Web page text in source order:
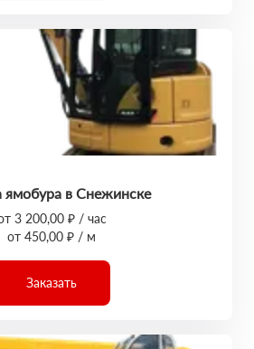
ямобура в Снежинске
3 200,00 ₽ / час
от 450,00 ₽ / м
Заказать